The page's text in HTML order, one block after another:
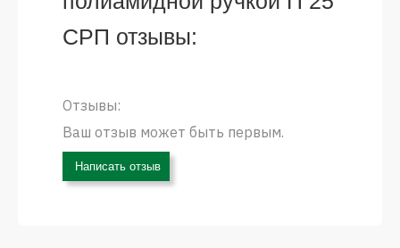
СРП отзывы:
Отзывы:
Ваш отзыв может быть первым.
Написать отзыв